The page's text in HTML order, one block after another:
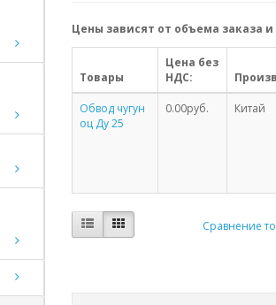
Цены зависят от объема заказа
Товары
Цена без
НДС:
Обвод чугун
оц Ду 25
0.00руб. Китай
Сравнение